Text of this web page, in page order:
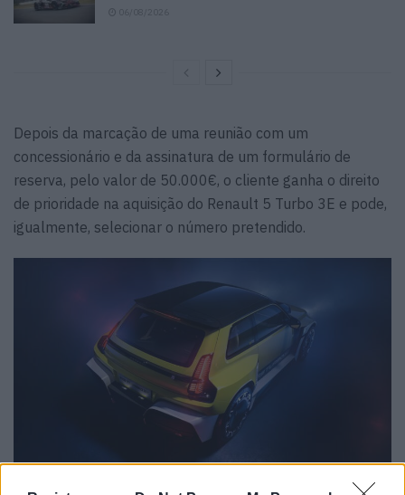
Depois da marcação de uma reunião com um
concessionário e da assinatura de um formulário de
reserva, pelo valor de 50.000€, o cliente ganha o direito
de prioridade na aquisição do Renault 5 Turbo 3E e pode,
igualmente, selecionar o número pretendido.